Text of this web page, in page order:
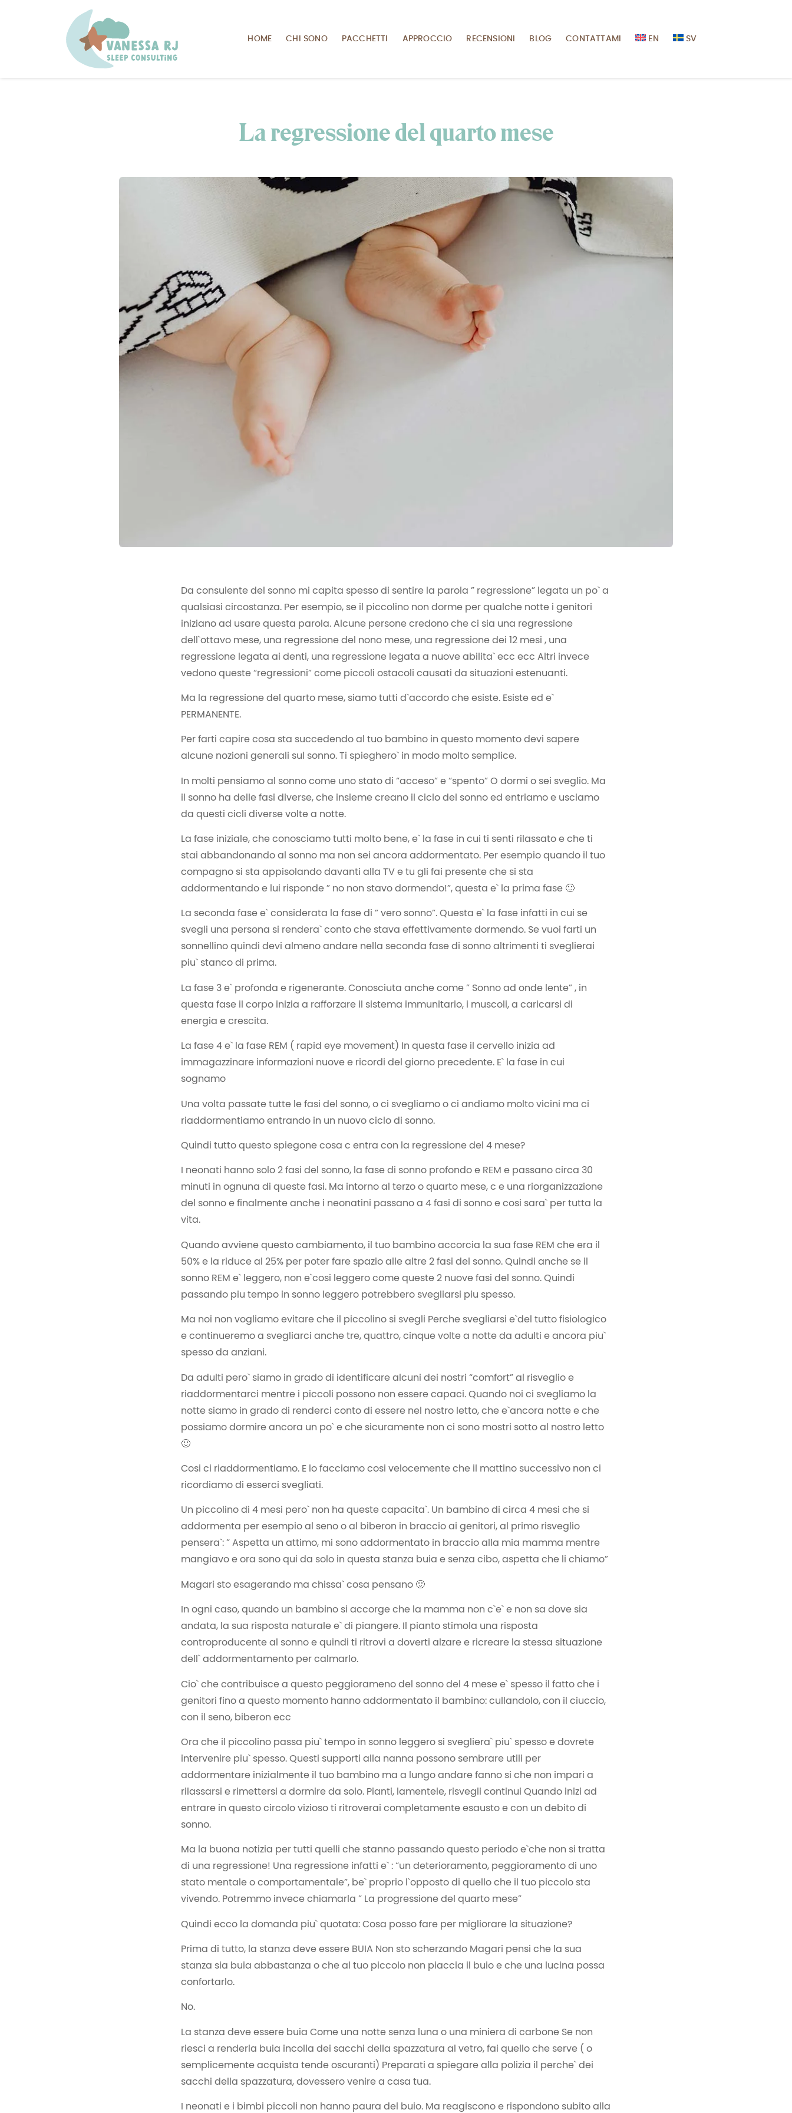
HOME CHI SONO PACCHETTI APPROCCIO RECENSIONI BLOG CONTATTAMI EN SV
La regressione del quarto mese
Da consulente del sonno mi capita spesso di sentire la parola ” regressione” legata un po` a
qualsiasi circostanza. Per esempio, se il piccolino non dorme per qualche notte i genitori
iniziano ad usare questa parola. Alcune persone credono che ci sia una regressione
dell`ottavo mese, una regressione del nono mese, una regressione dei 12 mesi , una
regressione legata ai denti, una regressione legata a nuove abilita` ecc ecc Altri invece
vedono queste “regressioni” come piccoli ostacoli causati da situazioni estenuanti.
Ma la regressione del quarto mese, siamo tutti d`accordo che esiste. Esiste ed e`
PERMANENTE.
Per farti capire cosa sta succedendo al tuo bambino in questo momento devi sapere
alcune nozioni generali sul sonno. Ti spieghero` in modo molto semplice.
In molti pensiamo al sonno come uno stato di “acceso” e “spento” O dormi o sei sveglio. Ma
il sonno ha delle fasi diverse, che insieme creano il ciclo del sonno ed entriamo e usciamo
da questi cicli diverse volte a notte.
La fase iniziale, che conosciamo tutti molto bene, e` la fase in cui ti senti rilassato e che ti
stai abbandonando al sonno ma non sei ancora addormentato. Per esempio quando il tuo
compagno si sta appisolando davanti alla TV e tu gli fai presente che si sta
addormentando e lui risponde ” no non stavo dormendo!”, questa e` la prima fase 🙂
La seconda fase e` considerata la fase di ” vero sonno”. Questa e` la fase infatti in cui se
svegli una persona si rendera` conto che stava effettivamente dormendo. Se vuoi farti un
sonnellino quindi devi almeno andare nella seconda fase di sonno altrimenti ti sveglierai
piu` stanco di prima.
La fase 3 e` profonda e rigenerante. Conosciuta anche come ” Sonno ad onde lente” , in
questa fase il corpo inizia a rafforzare il sistema immunitario, i muscoli, a caricarsi di
energia e crescita.
La fase 4 e` la fase REM ( rapid eye movement) In questa fase il cervello inizia ad
immagazzinare informazioni nuove e ricordi del giorno precedente. E` la fase in cui
sognamo
Una volta passate tutte le fasi del sonno, o ci svegliamo o ci andiamo molto vicini ma ci
riaddormentiamo entrando in un nuovo ciclo di sonno.
Quindi tutto questo spiegone cosa c entra con la regressione del 4 mese?
I neonati hanno solo 2 fasi del sonno, la fase di sonno profondo e REM e passano circa 30
minuti in ognuna di queste fasi. Ma intorno al terzo o quarto mese, c e una riorganizzazione
del sonno e finalmente anche i neonatini passano a 4 fasi di sonno e cosi sara` per tutta la
vita.
Quando avviene questo cambiamento, il tuo bambino accorcia la sua fase REM che era il
50% e la riduce al 25% per poter fare spazio alle altre 2 fasi del sonno. Quindi anche se il
sonno REM e` leggero, non e`cosi leggero come queste 2 nuove fasi del sonno. Quindi
passando piu tempo in sonno leggero potrebbero svegliarsi piu spesso.
Ma noi non vogliamo evitare che il piccolino si svegli Perche svegliarsi e`del tutto fisiologico
e continueremo a svegliarci anche tre, quattro, cinque volte a notte da adulti e ancora piu`
spesso da anziani.
Da adulti pero` siamo in grado di identificare alcuni dei nostri “comfort” al risveglio e
riaddormentarci mentre i piccoli possono non essere capaci. Quando noi ci svegliamo la
notte siamo in grado di renderci conto di essere nel nostro letto, che e`ancora notte e che
possiamo dormire ancora un po` e che sicuramente non ci sono mostri sotto al nostro letto
🙂
Cosi ci riaddormentiamo. E lo facciamo cosi velocemente che il mattino successivo non ci
ricordiamo di esserci svegliati.
Un piccolino di 4 mesi pero` non ha queste capacita`. Un bambino di circa 4 mesi che si
addormenta per esempio al seno o al biberon in braccio ai genitori, al primo risveglio
pensera`: ” Aspetta un attimo, mi sono addormentato in braccio alla mia mamma mentre
mangiavo e ora sono qui da solo in questa stanza buia e senza cibo, aspetta che li chiamo”
Magari sto esagerando ma chissa` cosa pensano 🙂
In ogni caso, quando un bambino si accorge che la mamma non c`e` e non sa dove sia
andata, la sua risposta naturale e` di piangere. Il pianto stimola una risposta
controproducente al sonno e quindi ti ritrovi a doverti alzare e ricreare la stessa situazione
dell` addormentamento per calmarlo.
Cio` che contribuisce a questo peggiorameno del sonno del 4 mese e` spesso il fatto che i
genitori fino a questo momento hanno addormentato il bambino: cullandolo, con il ciuccio,
con il seno, biberon ecc
Ora che il piccolino passa piu` tempo in sonno leggero si svegliera` piu` spesso e dovrete
intervenire piu` spesso. Questi supporti alla nanna possono sembrare utili per
addormentare inizialmente il tuo bambino ma a lungo andare fanno si che non impari a
rilassarsi e rimettersi a dormire da solo. Pianti, lamentele, risvegli continui Quando inizi ad
entrare in questo circolo vizioso ti ritroverai completamente esausto e con un debito di
sonno.
Ma la buona notizia per tutti quelli che stanno passando questo periodo e`che non si tratta
di una regressione! Una regressione infatti e` : “un deterioramento, peggioramento di uno
stato mentale o comportamentale”, be` proprio l`opposto di quello che il tuo piccolo sta
vivendo. Potremmo invece chiamarla ” La progressione del quarto mese”
Quindi ecco la domanda piu` quotata: Cosa posso fare per migliorare la situazione?
Prima di tutto, la stanza deve essere BUIA Non sto scherzando Magari pensi che la sua
stanza sia buia abbastanza o che al tuo piccolo non piaccia il buio e che una lucina possa
confortarlo.
No.
La stanza deve essere buia Come una notte senza luna o una miniera di carbone Se non
riesci a renderla buia incolla dei sacchi della spazzatura al vetro, fai quello che serve ( o
semplicemente acquista tende oscuranti) Preparati a spiegare alla polizia il perche` dei
sacchi della spazzatura, dovessero venire a casa tua.
I neonati e i bimbi piccoli non hanno paura del buio. Ma reagiscono e rispondono subito alla